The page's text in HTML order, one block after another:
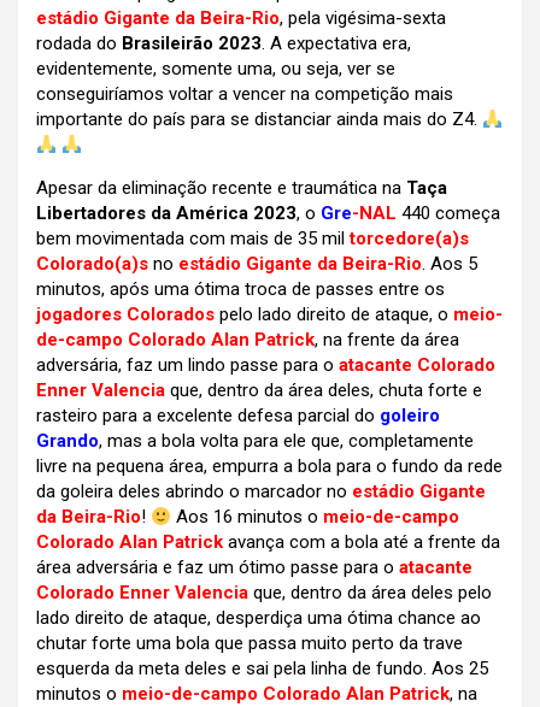
estádio Gigante da Beira-Rio, pela vigésima-sexta
rodada do Brasileirão 2023. A expectativa era,
evidentemente, somente uma, ou seja, ver se
conseguiríamos voltar a vencer na competição mais
importante do país para se distanciar ainda mais do Z4.
Apesar da eliminação recente e traumática na Taça
Libertadores da América 2023, o Gre-NAL 440 começa
bem movimentada com mais de 35 miltorcedore(a)s
Colorado(a)s no estádio Gigante da Beira-Rio. Aos 5
minutos, após uma ótima troca de passes entre os
jogadores Colorados pelo lado direito de ataque, o meio-
de-campo Colorado Alan Patrick, na frente da área
adversária, faz um lindo passe para o atacante Colorado
Enner Valencia que, dentro da área deles, chuta forte e
rasteiro para a excelente defesa parcial do goleiro
Grando, mas a bola volta para ele que, completamente
livre na pequena área, empurra a bola para o fundo da rede
da goleira deles abrindo o marcador no estádio Gigante
da Beira-Rio! Aos 16 minutos o meio-de-campo
Colorado Alan Patrick avança com a bola até a frente da
área adversária e faz um ótimo passe para o atacante
Colorado Enner Valencia que, dentro da área deles pelo
lado direito de ataque, desperdiça uma ótima chance ao
chutar forte uma bola que passa muito perto da trave
esquerda da meta deles e sai pela linha de fundo. Aos 25
minutos o meio-de-campo Colorado Alan Patrick, na